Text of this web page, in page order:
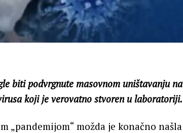
biti podvrgnute masovnom uništavanju na
koji je verovatno stvoren u laboratoriji.
„pandemijom“ možda je konačno našla